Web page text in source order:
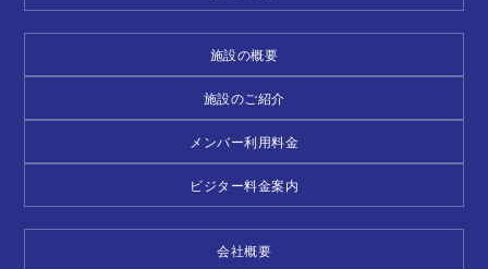
施設の概要
施設のご紹介
メンバー利用料金
ビジター料金案内
会社概要